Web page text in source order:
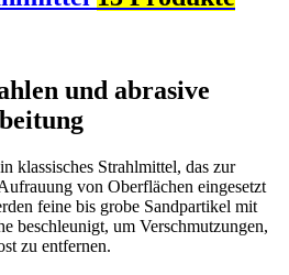
und abrasive
klassisches Strahlmittel, das zur
von Oberflächen eingesetzt
feine bis grobe Sandpartikel mit
beschleunigt, um Verschmutzungen,
zu entfernen.